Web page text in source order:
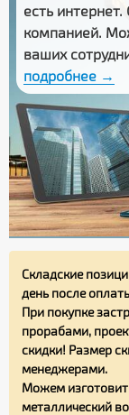
есть
компанией.
ваших
подробнее →
Складские
день после
При покупке
прорабами,
скидки! Размер
менеджерами.
Можем
металлический